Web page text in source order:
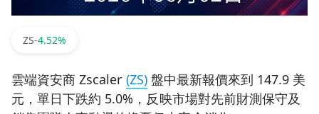
ZS-4.52%
雲端資安商 Zscaler (ZS)盤中最新報價來到 147.9 美
元，單日下跌約 5.0%，反映市場對先前財測保守及